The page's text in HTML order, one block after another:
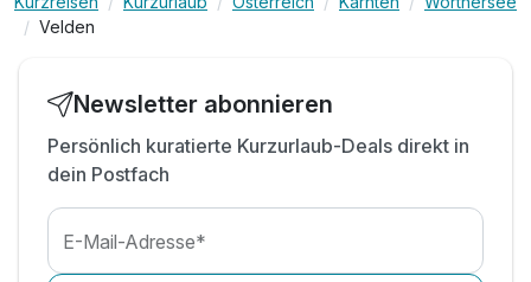
inkl. Nutzung des hauseigenen
inkl. Hallenbad mit Gegenstromanlage
inkl. Sauna & Infrarotkabine
inkl. Badetasche mit Handtüchern
inkl. Parkplatz & W-LAN Nutzung
*E- Ladestation gegen Gebühr*
Velden
Newsletter abonnieren
Persönlich kuratierte Kurzurlaub-Deals direkt in
dein Postfach
E-Mail-Adresse*